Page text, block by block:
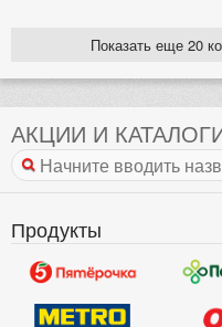
Показать еще 20
АКЦИИ И
Продукты